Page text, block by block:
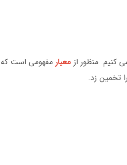
کنیم. منظور از معیار مفهومی است که
را تخمین زد.